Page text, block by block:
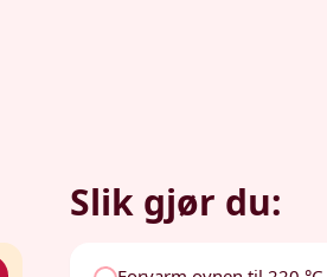
Slik gjør du: